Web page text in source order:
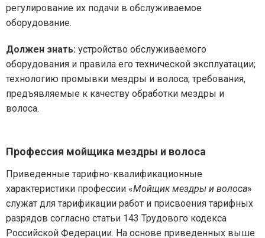
регулирование их подачи в обслуживаемое
оборудование.
Должен знать: устройство обслуживаемого
оборудования и правила его технической эксплуатации;
технологию промывки мездры и волоса; требования,
предъявляемые к качеству обработки мездры и
волоса.
Профессия мойщика мездры и волоса
Приведенные тарифно-квалификационные
характеристики профессии «Мойщик мездры и волоса»
служат для тарификации работ и присвоения тарифных
разрядов согласно статьи 143 Трудового кодекса
Российской Федерации. На основе приведенных выше